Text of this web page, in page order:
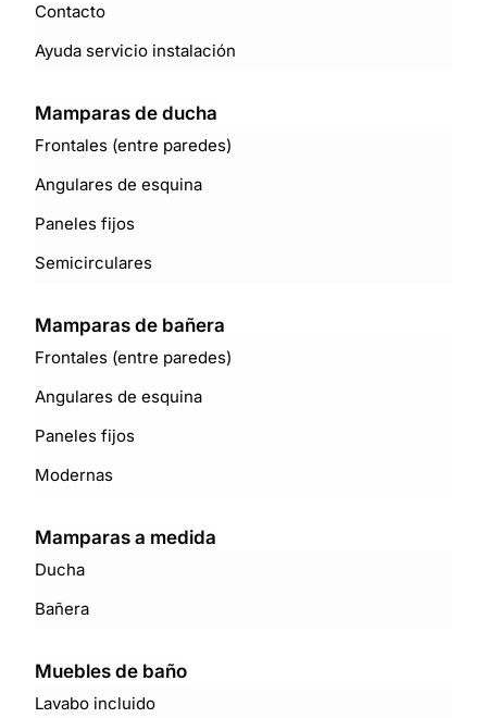
Contacto
Ayuda servicio instalación
Mamparas de ducha
Frontales (entre paredes)
Angulares de esquina
Paneles fijos
Semicirculares
Mamparas de bañera
Frontales (entre paredes)
Angulares de esquina
Paneles fijos
Modernas
Mamparas a medida
Ducha
Bañera
Muebles de baño
Lavabo incluido